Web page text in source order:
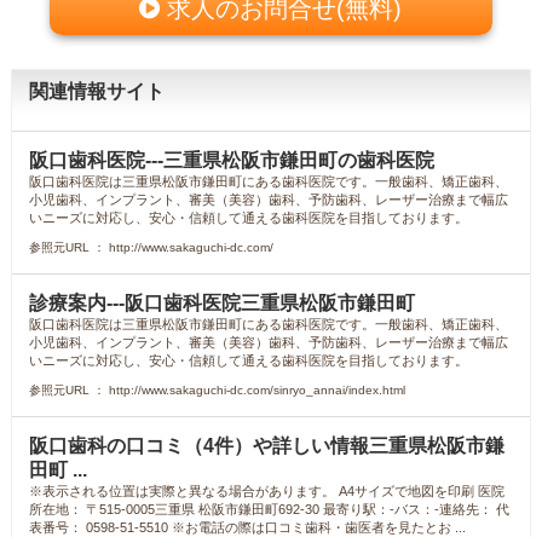
求人のお問合せ(無料)
関連情報サイト
阪口歯科医院---三重県松阪市鎌田町の歯科医院
阪口歯科医院は三重県松阪市鎌田町にある歯科医院です。一般歯科、矯正歯科、
小児歯科、インプラント、審美（美容）歯科、予防歯科、レーザー治療まで幅広
いニーズに対応し、安心・信頼して通える歯科医院を目指しております。
参照元URL ： http://www.sakaguchi-dc.com/
診療案内---阪口歯科医院三重県松阪市鎌田町
阪口歯科医院は三重県松阪市鎌田町にある歯科医院です。一般歯科、矯正歯科、
小児歯科、インプラント、審美（美容）歯科、予防歯科、レーザー治療まで幅広
いニーズに対応し、安心・信頼して通える歯科医院を目指しております。
参照元URL ： http://www.sakaguchi-dc.com/sinryo_annai/index.html
阪口歯科の口コミ（4件）や詳しい情報三重県松阪市鎌
田町 ...
※表示される位置は実際と異なる場合があります。 A4サイズで地図を印刷 医院
所在地： 〒515-0005三重県 松阪市鎌田町692-30 最寄り駅：-バス：-連絡先： 代
表番号： 0598-51-5510 ※お電話の際は口コミ歯科・歯医者を見たとお ...